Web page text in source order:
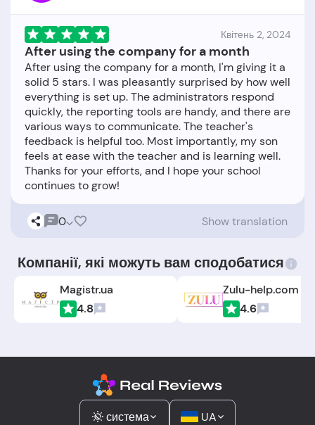
Квітень 2, 2024
After using the company for a month
After using the company for a month, I'm giving it a
solid 5 stars. I was pleasantly surprised by how well
everything is set up. The administrators respond
quickly, the reporting tools are handy, and there are
various ways to communicate. The teacher's
feedback is helpful too. Most importantly, my son
feels at ease with the teacher and is learning well.
Thanks for your efforts, and I hope your school
0 Show translation
Компанії, які можуть вам сподобатися
Magistr.ua
4.8
Zulu-help.com
4.6
система UA